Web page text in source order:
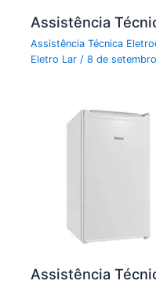
Assistência
Assistência Técnica
Eletro Lar /8 de
Assistência